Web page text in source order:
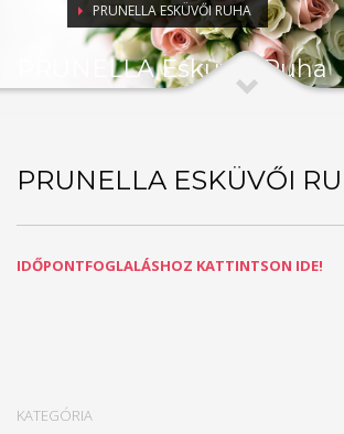
PRUNELLA ESKÜVŐI RUHA
PRUNELLA Esküvői Ruha
PRUNELLA ESKÜVŐI
IDŐPONTFOGLALÁSHOZ KATTINTSON IDE!
KATEGÓRIA